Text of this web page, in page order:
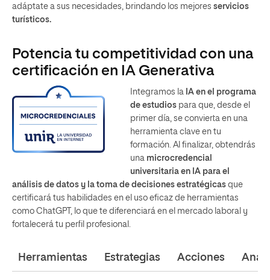
adáptate a sus necesidades, brindando los mejores servicios
turísticos.
Potencia tu competitividad con una
certificación en IA Generativa
Integramos la IA en el programa
de estudios para que, desde el
primer día, se convierta en una
herramienta clave en tu
formación. Al finalizar, obtendrás
una microcredencial
universitaria en IA para el
análisis de datos y la toma de decisiones estratégicas que
certificará tus habilidades en el uso eficaz de herramientas
como ChatGPT, lo que te diferenciará en el mercado laboral y
fortalecerá tu perfil profesional.
Herramientas Estrategias Acciones